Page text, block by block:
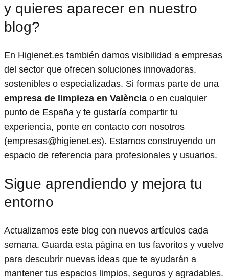
y quieres aparecer en nuestro
blog?
En Higienet.es también damos visibilidad a empresas
del sector que ofrecen soluciones innovadoras,
sostenibles o especializadas. Si formas parte de una
empresa de limpieza en València o en cualquier
punto de España y te gustaría compartir tu
experiencia, ponte en contacto con nosotros
(empresas@higienet.es). Estamos construyendo un
espacio de referencia para profesionales y usuarios.
Sigue aprendiendo y mejora tu
entorno
Actualizamos este blog con nuevos artículos cada
semana. Guarda esta página en tus favoritos y vuelve
para descubrir nuevas ideas que te ayudarán a
mantener tus espacios limpios, seguros y agradables.